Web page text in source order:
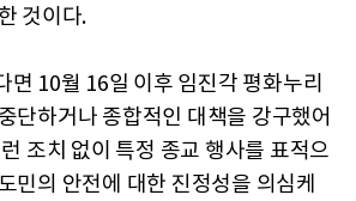
것이다.
면 10월 16일 이후 임진각 평화누리
단하거나 종합적인 대책을 강구했어
조치 없이 특정 종교 행사를 표적으
민의 안전에 대한 진정성을 의심케